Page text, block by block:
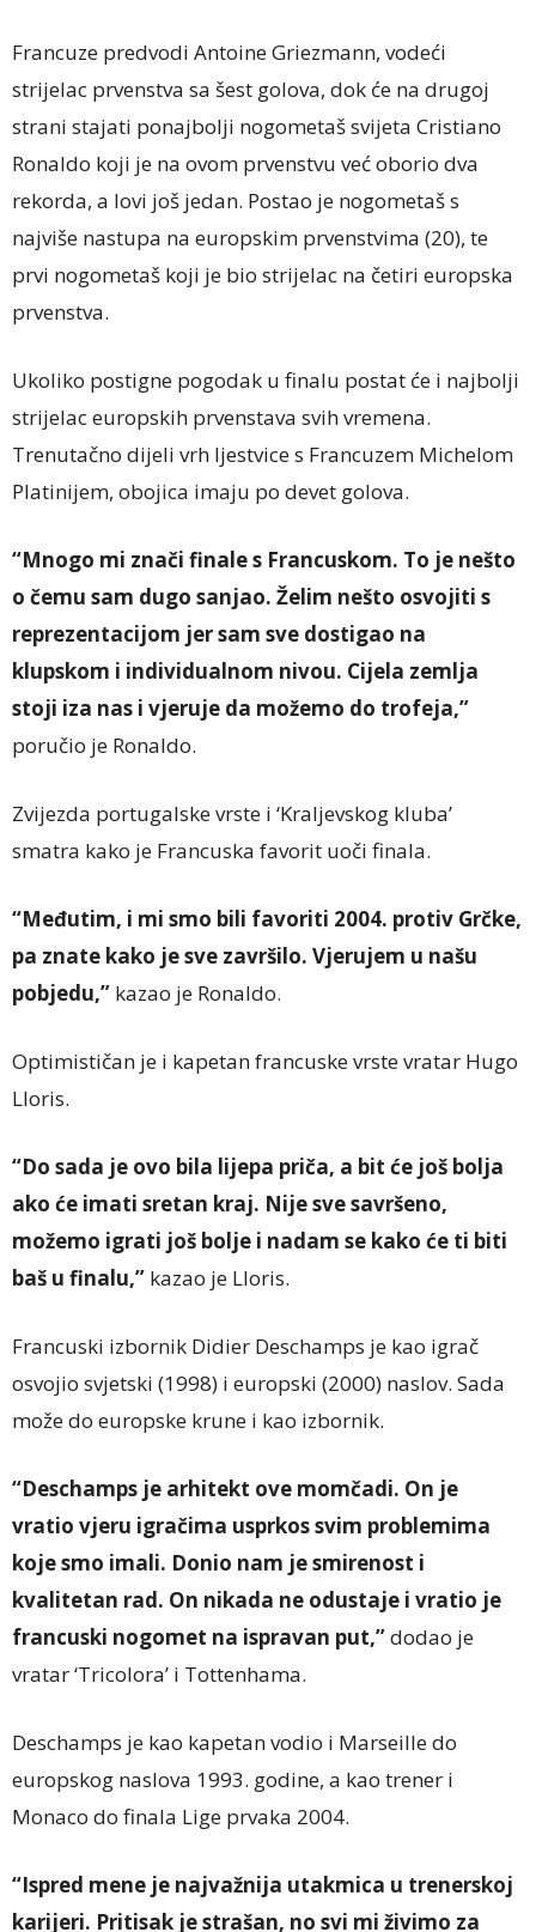
Francuze predvodi Antoine Griezmann, vodeći
strijelac prvenstva sa šest golova, dok će na drugoj
strani stajati ponajbolji nogometaš svijeta Cristiano
Ronaldo koji je na ovom prvenstvu već oborio dva
rekorda, a lovi još jedan. Postao je nogometaš s
najviše nastupa na europskim prvenstvima (20), te
prvi nogometaš koji je bio strijelac na četiri europska
prvenstva.
Ukoliko postigne pogodak u finalu postat će i najbolji
strijelac europskih prvenstava svih vremena.
Trenutačno dijeli vrh ljestvice s Francuzem Michelom
Platinijem, obojica imaju po devet golova.
“Mnogo mi znači finale s Francuskom. To je nešto
o čemu sam dugo sanjao. Želim nešto osvojiti s
reprezentacijom jer sam sve dostigao na
klupskom i individualnom nivou. Cijela zemlja
stoji iza nas i vjeruje da možemo do trofeja,”
poručio je Ronaldo.
Zvijezda portugalske vrste i ‘Kraljevskog kluba’
smatra kako je Francuska favorit uoči finala.
“Međutim, i mi smo bili favoriti 2004. protiv Grčke,
pa znate kako je sve završilo. Vjerujem u našu
pobjedu,” kazao je Ronaldo.
Optimističan je i kapetan francuske vrste vratar Hugo
Lloris.
“Do sada je ovo bila lijepa priča, a bit će još bolja
ako će imati sretan kraj. Nije sve savršeno,
možemo igrati još bolje i nadam se kako će ti biti
baš u finalu,” kazao je Lloris.
Francuski izbornik Didier Deschamps je kao igrač
osvojio svjetski (1998) i europski (2000) naslov. Sada
može do europske krune i kao izbornik.
“Deschamps je arhitekt ove momčadi. On je
vratio vjeru igračima usprkos svim problemima
koje smo imali. Donio nam je smirenost i
kvalitetan rad. On nikada ne odustaje i vratio je
francuski nogomet na ispravan put,”dodao je
vratar ‘Tricolora’ i Tottenhama.
Deschamps je kao kapetan vodio i Marseille do
europskog naslova 1993. godine, a kao trener i
Monaco do finala Lige prvaka 2004.
“Ispred mene je najvažnija utakmica u trenerskoj
karijeri. Pritisak je strašan, no svi mi živimo za